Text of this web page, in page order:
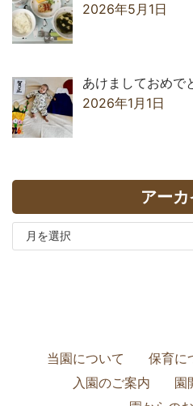
2026年5月1日
あけましておめで
2026年1月1日
アー
当園について 保育に
入園のご案内
園